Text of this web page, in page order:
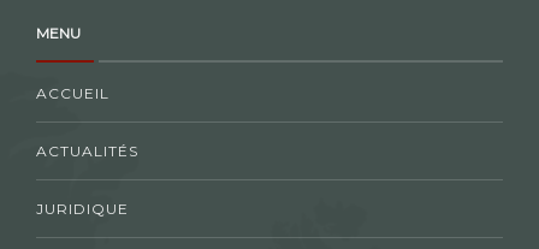
MENU
ACCUEIL
ACTUALITÉS
JURIDIQUE